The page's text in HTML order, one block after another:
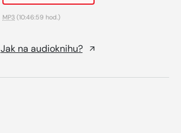
MP3 (10:46:59 hod.)
Jak na audioknihu?